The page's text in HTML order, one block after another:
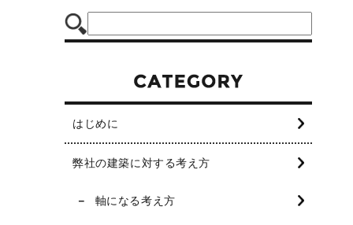
はじめに
弊社の建築に対する考え方
軸になる考え方